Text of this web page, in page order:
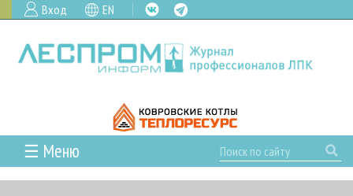
Вход EN
☰ Меню
ГЛАВНАЯ